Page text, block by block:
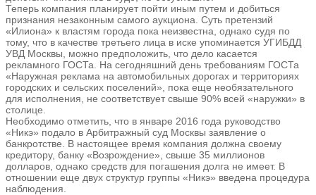
Теперь компания планирует пойти иным путем и добиться
признания незаконным самого аукциона. Суть претензий
«Илиона» к властям города пока неизвестна, однако судя по
тому, что в качестве третьего лица в иске упоминается УГИБДД
УВД Москвы, можно предположить, что дело касается
рекламного ГОСТа. На сегодняшний день требованиям ГОСТа
«Наружная реклама на автомобильных дорогах и территориях
городских и сельских поселений», пока еще необязательного
для исполнения, не соответствует свыше 90% всей «наружки» в
столице.
Необходимо отметить, что в январе 2016 года руководство
«Никэ» подало в Арбитражный суд Москвы заявление о
банкротстве. В настоящее время компания должна своему
кредитору, банку «Возрождение», свыше 35 миллионов
долларов, однако средств для погашения долга не имеет. В
отношении еще двух структур группы «Никэ» введена процедура
наблюдения.